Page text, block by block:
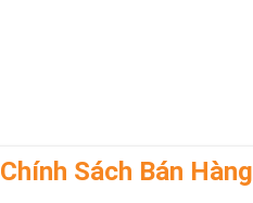
Chính Sách Bán Hàng